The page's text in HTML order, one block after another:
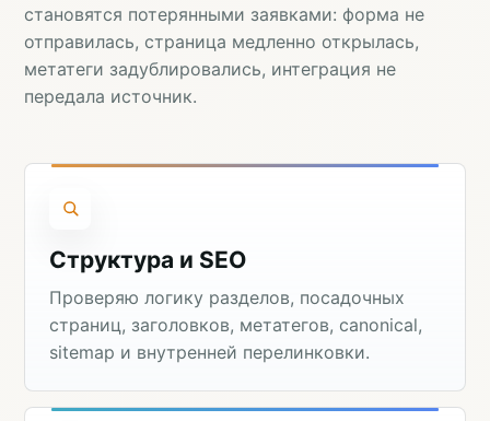
становятся потерянными заявками: форма не
отправилась, страница медленно открылась,
метатеги задублировались, интеграция не
передала источник.
Структура и SEO
Проверяю логику разделов, посадочных
страниц, заголовков, метатегов, canonical,
sitemap и внутренней перелинковки.